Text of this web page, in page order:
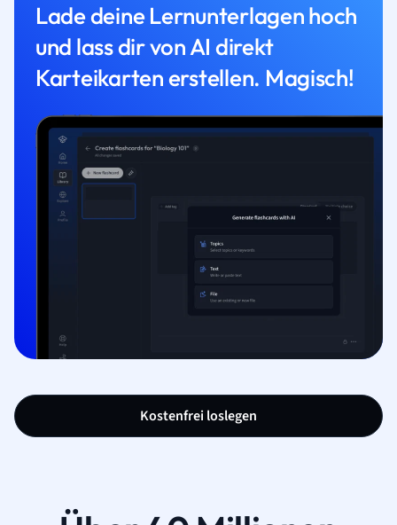
Lade deine Lernunterlagen hoch
und lass dir von AI direkt
Karteikarten erstellen. Magisch!
Kostenfrei loslegen